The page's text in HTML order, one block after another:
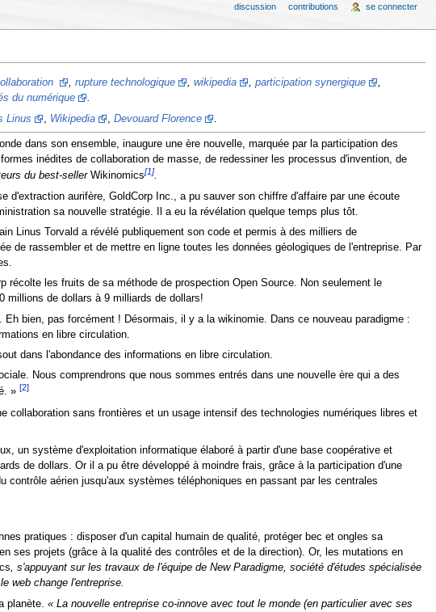
, rupture technologique , wikipedia , participation synergique
,
du numérique
.
Linus Wikipedia Devouard Florence
dans son ensemble, inaugure une ère nouvelle, marquée par la participation des
inédites de collaboration de masse, de redessiner les processus d'invention, de
du best-seller Wikinomics[1].
d'extraction aurifère, GoldCorp Inc., a pu sauver son chiffre d'affaire par une écoute
sa nouvelle stratégie. Il a eu la révélation quelque temps plus tôt.
Linus Torvald a révélé publiquement son code et permis à des milliers de
de rassembler et de mettre en ligne toutes les données géologiques de l'entreprise. Par
récolte les fruits de sa méthode de prospection Open Source. Non seulement le
millions de dollars à 9 milliards de dollars!
Eh bien, pas forcément ! Désormais, il y a la wikinomie. Dans ce nouveau paradigme :
en libre circulation.
dans l'abondance des informations en libre circulation.
Nous comprendrons que nous sommes entrés dans une nouvelle ère qui a des
» [2]
collaboration sans frontières et un usage intensif des technologies numériques libres et
un système d'exploitation informatique élaboré à partir d'une base coopérative et
de dollars. Or il a pu être développé à moindre frais, grâce à la participation d'une
aérien jusqu'aux systèmes téléphoniques en passant par les centrales
pratiques : disposer d'un capital humain de qualité, protéger bec et ongles sa
ses projets (grâce à la qualité des contrôles et de la direction). Or, les mutations en
, s'appuyant sur les travaux de l'équipe de New Paradigme, société d'études spécialisée
web change l'entreprise.
planète. « La nouvelle entreprise co-innove avec tout le monde (en particulier avec ses
discussion contributions se connecter